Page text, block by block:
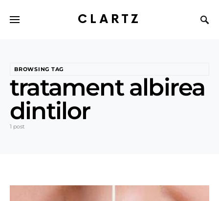
CLARTZ
BROWSING TAG
tratament albirea
dintilor
1 post